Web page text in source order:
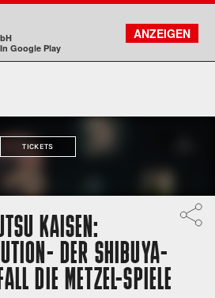
FILMSUCHE
KONTO
TICKETS
KAISEN:
DER SHIBUYA-
DIE METZEL-SPIELE
Google Play
ANZEIGEN